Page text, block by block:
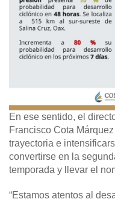
En ese sentido, el
Francisco Cota
trayectoria e
convertirse en la
temporada y llevar el
“Estamos atentos al